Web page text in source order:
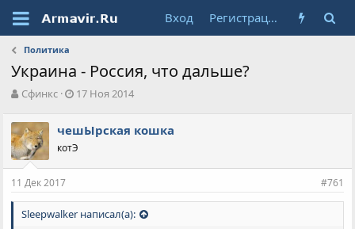
Вход Регистрация
Политика
Украина - Россия, что дальше?
А
т
о
р
т
е
м
ы
Сфинкс
Д
а
н
л
а
17 Ноя 2014
чешЫрская кошка
котЭ
11 Дек 2017 #761
Sleepwalker написал(а):